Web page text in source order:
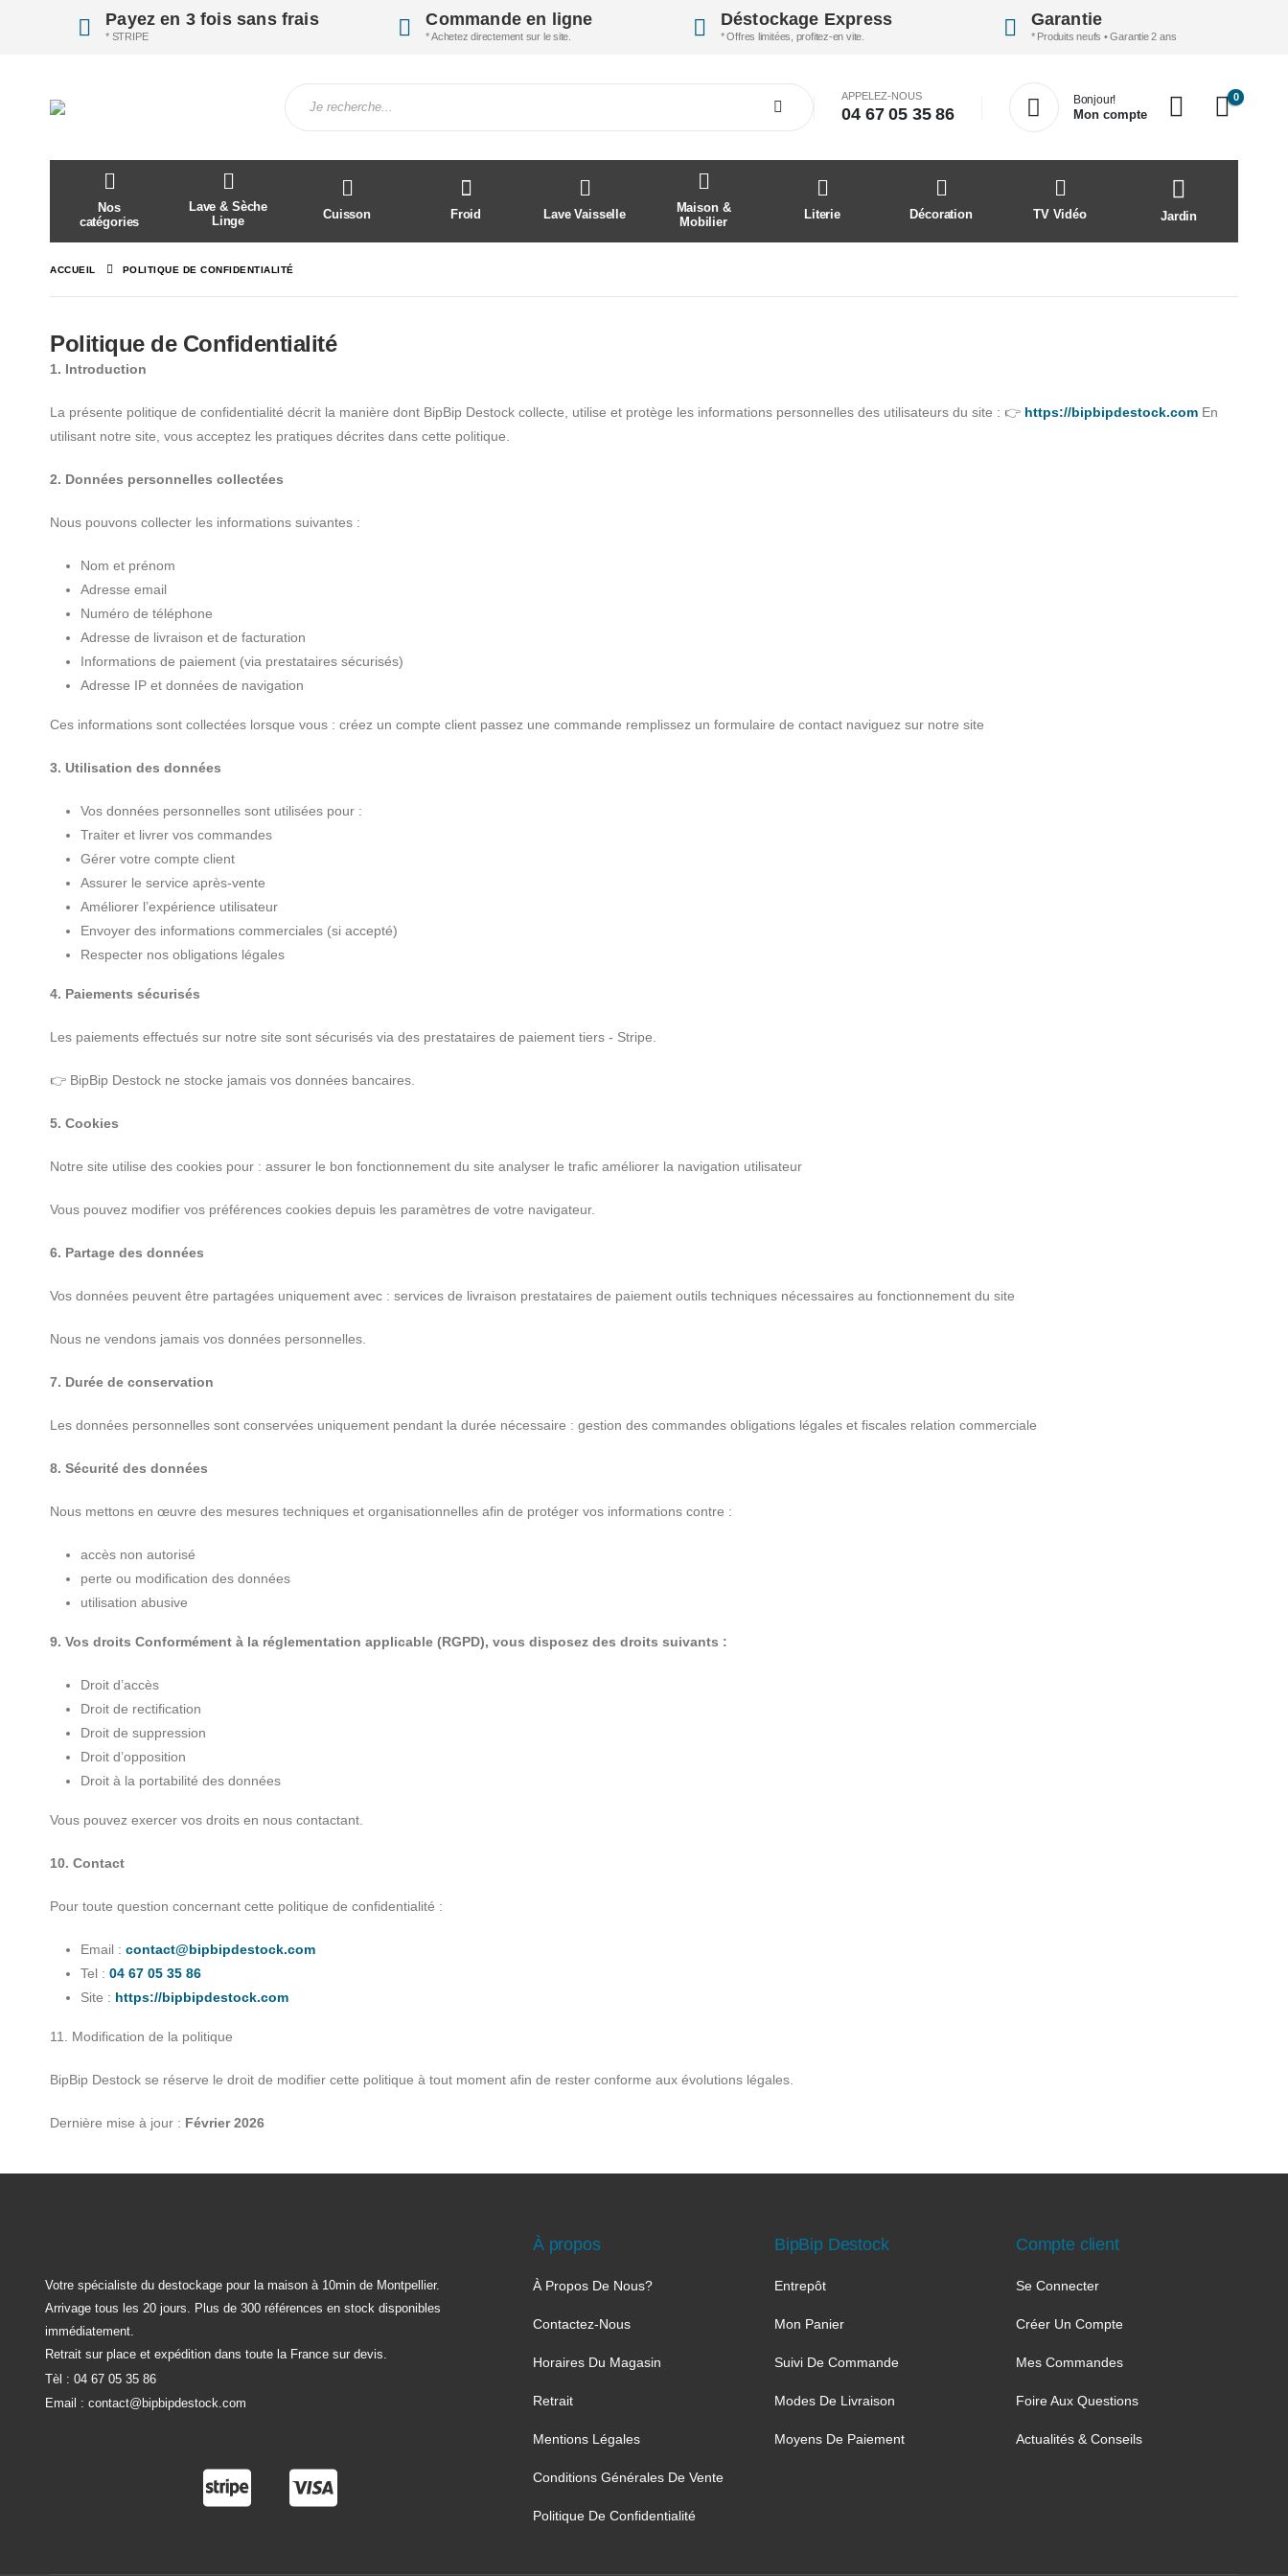
Payez en 3 fois sans frais
* STRIPE
Commande en ligne
* Achetez directement sur le site.
Déstockage Express
* Offres limitées, profitez-en vite.
Garantie
* Produits neufs • Garantie 2 ans
APPELEZ-NOUS
04 67 05 35 86
Bonjour!
Mon compte
0
Nos
catégories
Lave & Sèche
Linge
Cuisson Froid Lave Vaisselle
Maison &
Mobilier
Literie Décoration TV Vidéo Jardin
ACCUEIL POLITIQUE DE CONFIDENTIALITÉ
Politique de Confidentialité
1. Introduction
La présente politique de confidentialité décrit la manière dont BipBip Destock collecte, utilise et protège les informations personnelles des utilisateurs du site : 👉 https://bipbipdestock.com En
utilisant notre site, vous acceptez les pratiques décrites dans cette politique.
2. Données personnelles collectées
Nous pouvons collecter les informations suivantes :
Nom et prénom
Adresse email
Numéro de téléphone
Adresse de livraison et de facturation
Informations de paiement (via prestataires sécurisés)
Adresse IP et données de navigation
Ces informations sont collectées lorsque vous : créez un compte client passez une commande remplissez un formulaire de contact naviguez sur notre site
3. Utilisation des données
Vos données personnelles sont utilisées pour :
Traiter et livrer vos commandes
Gérer votre compte client
Assurer le service après-vente
Améliorer l’expérience utilisateur
Envoyer des informations commerciales (si accepté)
Respecter nos obligations légales
4. Paiements sécurisés
Les paiements effectués sur notre site sont sécurisés via des prestataires de paiement tiers - Stripe.
👉 BipBip Destock ne stocke jamais vos données bancaires.
5. Cookies
Notre site utilise des cookies pour : assurer le bon fonctionnement du site analyser le trafic améliorer la navigation utilisateur
Vous pouvez modifier vos préférences cookies depuis les paramètres de votre navigateur.
6. Partage des données
Vos données peuvent être partagées uniquement avec : services de livraison prestataires de paiement outils techniques nécessaires au fonctionnement du site
Nous ne vendons jamais vos données personnelles.
7. Durée de conservation
Les données personnelles sont conservées uniquement pendant la durée nécessaire : gestion des commandes obligations légales et fiscales relation commerciale
8. Sécurité des données
Nous mettons en œuvre des mesures techniques et organisationnelles afin de protéger vos informations contre :
accès non autorisé
perte ou modification des données
utilisation abusive
9. Vos droits Conformément à la réglementation applicable (RGPD), vous disposez des droits suivants :
Droit d’accès
Droit de rectification
Droit de suppression
Droit d’opposition
Droit à la portabilité des données
Vous pouvez exercer vos droits en nous contactant.
10. Contact
Pour toute question concernant cette politique de confidentialité :
Email : contact@bipbipdestock.com
Tel : 04 67 05 35 86
Site : https://bipbipdestock.com
11. Modification de la politique
BipBip Destock se réserve le droit de modifier cette politique à tout moment afin de rester conforme aux évolutions légales.
Dernière mise à jour : Février 2026
Votre spécialiste du destockage pour la maison à 10min de Montpellier.
Arrivage tous les 20 jours. Plus de 300 références en stock disponibles
immédiatement.
Retrait sur place et expédition dans toute la France sur devis.
Tèl : 04 67 05 35 86
Email : contact@bipbipdestock.com
À propos
À Propos De Nous?
Contactez-Nous
Horaires Du Magasin
Retrait
Mentions Légales
Conditions Générales De Vente
Politique De Confidentialité
BipBip Destock
Entrepôt
Mon Panier
Suivi De Commande
Modes De Livraison
Moyens De Paiement
Compte client
Se Connecter
Créer Un Compte
Mes Commandes
Foire Aux Questions
Actualités & Conseils